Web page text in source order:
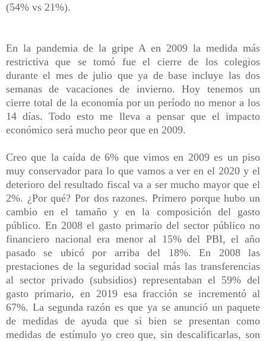
(54% vs 21%).
En la pandemia de la gripe A en 2009 la medida más
restrictiva que se tomó fue el cierre de los colegios
durante el mes de julio que ya de base incluye las dos
semanas de vacaciones de invierno. Hoy tenemos un
cierre total de la economía por un período no menor a los
14 días. Todo esto me lleva a pensar que el impacto
económico será mucho peor que en 2009.
Creo que la caída de 6% que vimos en 2009 es un piso
muy conservador para lo que vamos a ver en el 2020 y el
deterioro del resultado fiscal va a ser mucho mayor que el
2%. ¿Por qué? Por dos razones. Primero porque hubo un
cambio en el tamaño y en la composición del gasto
público. En 2008 el gasto primario del sector público no
financiero nacional era menor al 15% del PBI, el año
pasado se ubicó por arriba del 18%. En 2008 las
prestaciones de la seguridad social más las transferencias
al sector privado (subsidios) representaban el 59% del
gasto primario, en 2019 esa fracción se incrementó al
67%. La segunda razón es que ya se anunció un paquete
de medidas de ayuda que si bien se presentan como
medidas de estímulo yo creo que, sin descalificarlas, son